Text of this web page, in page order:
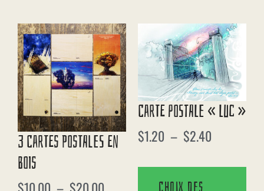
3 Cartes Postales En
Bois
Carte Postale « Luc »
$1.20 – $2.40
Choix des